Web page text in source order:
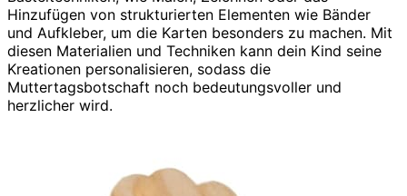
Hinzufügen von strukturierten Elementen wie Bänder
und Aufkleber, um die Karten besonders zu machen. Mit
diesen Materialien und Techniken kann dein Kind seine
Kreationen personalisieren, sodass die
Muttertagsbotschaft noch bedeutungsvoller und
herzlicher wird.